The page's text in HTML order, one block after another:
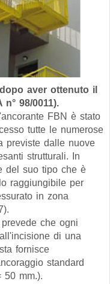
aver ottenuto il
98/0011).
FBN è stato
tutte le numerose
previste dalle nuove
strutturali. In
del suo tipo che è
raggiungibile per
in zona
prevede che ogni
di una
fornisce
standard
50 mm.).